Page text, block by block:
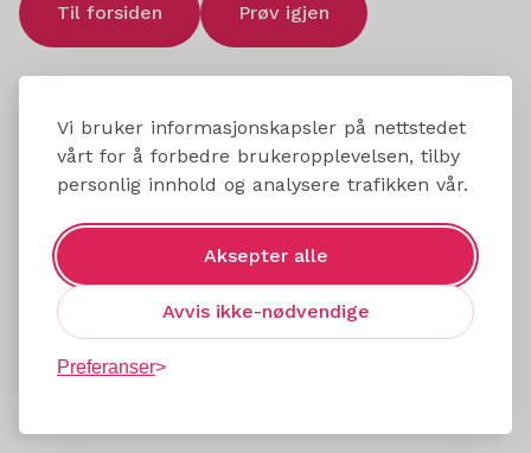
Vi bruker informasjonskapsler på nettstedet
vårt for å forbedre brukeropplevelsen, tilby
personlig innhold og analysere trafikken vår.
Aksepter alle
Avvis ikke-nødvendige
Preferanser
Til forsiden Prøv igjen